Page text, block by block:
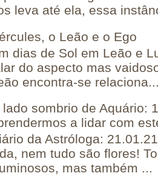
leva até ela, essa
o Leão e o Ego
dias de Sol em Leão e
do aspecto mas
encontra-se
lado sombrio de Aquário:
a lidar com
da Astróloga:
nem tudo são flores!
mas também ...